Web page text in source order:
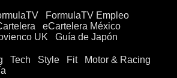
FormulaTV Empleo
eCartelera México
UK
Guía de Japón
Tech Style Fit
Motor & Racing